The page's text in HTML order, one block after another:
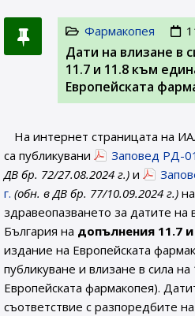
Фармакопея
Дати на влизане в
11.7 и 11.8 към
Европейската
На интернет страницата на
са публикувани
Заповед РД-
ДВ бр. 72/27.08.2024 г.) и
г. (обн. в ДВ бр. 77/10.09.2024 г.)
здравеопазването за датите на
България на допълнения 11.7 и
издание на Европейската
публикуване и влизане в сила
Европейската фармакопея).
съответствие с разпоредбите